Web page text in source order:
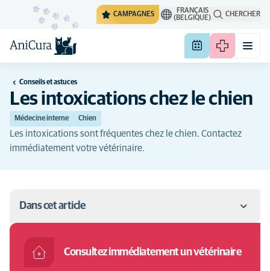
CAMPAGNES
FRANÇAIS
(BELGIQUE)
CHERCHER
Conseils et astuces
Les intoxications chez le chien
Médecine interne Chien
Les intoxications sont fréquentes chez le chien. Contactez
immédiatement votre vétérinaire.
Dans cet article
Consultez immédiatement un vétérinaire